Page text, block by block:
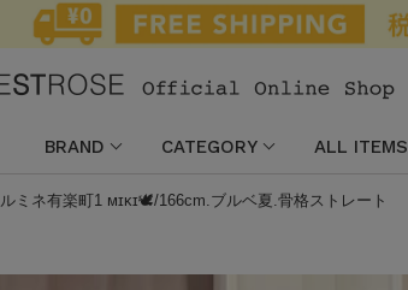
BRAND CATEGORY ALL ITEMS
ルミネ有楽町1 ᴍɪᴋɪ🕊/166cm.ブルベ夏.骨格ストレート